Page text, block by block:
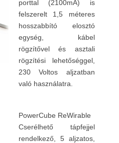
porttal (2100mA) is
felszerelt 1,5 méteres
hosszabbító elosztó
egység, kábel
rögzítővel és asztali
rögzítési lehetőséggel,
230 Voltos aljzatban
való használatra.
PowerCube ReWirable
Cserélhető tápfejjel
rendelkező, 5 aljzatos,